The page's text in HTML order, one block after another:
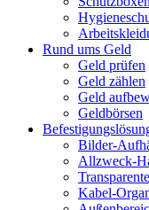
Rund ums Geld
Geld prüfen
Geld zählen
Geld
Geldbörsen
Bilder-
Allzweck-
Kabel-